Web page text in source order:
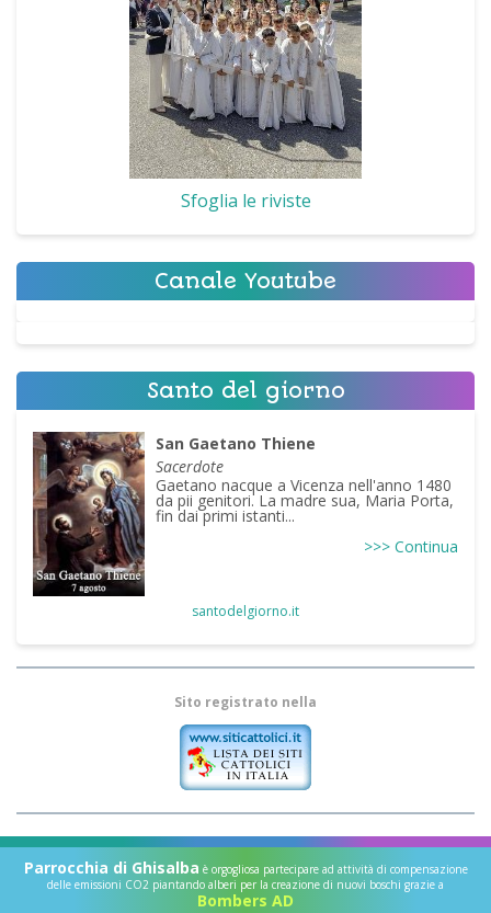
Sfoglia le riviste
Canale Youtube
Santo del giorno
San Gaetano Thiene
Sacerdote
Gaetano nacque a Vicenza nell'anno 1480
da pii genitori. La madre sua, Maria Porta,
fin dai primi istanti...
>>> Continua
santodelgiorno.it
Sito registrato nella
Parrocchia di Ghisalba è orgogliosa partecipare ad attività di compensazione
delle emissioni CO2 piantando alberi per la creazione di nuovi boschi grazie a
Bombers AD